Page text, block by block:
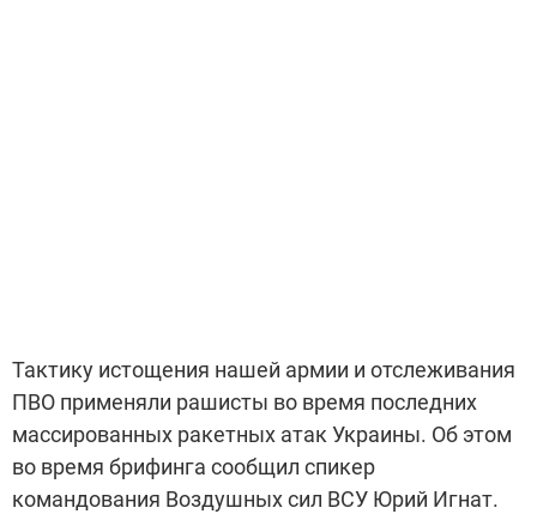
Тактику истощения нашей армии и отслеживания
ПВО применяли рашисты во время последних
массированных ракетных атак Украины. Об этом
во время брифинга сообщил спикер
командования Воздушных сил ВСУ Юрий Игнат.